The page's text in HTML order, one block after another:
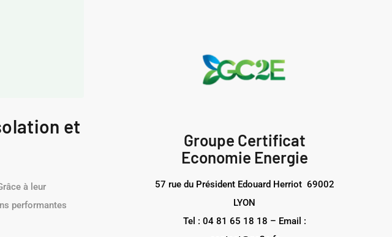
et
à leur
performantes
Groupe Certificat
Economie Energie
57 rue du Président Edouard Herriot 69002
LYON
Tel : 04 81 65 18 18 – Email :